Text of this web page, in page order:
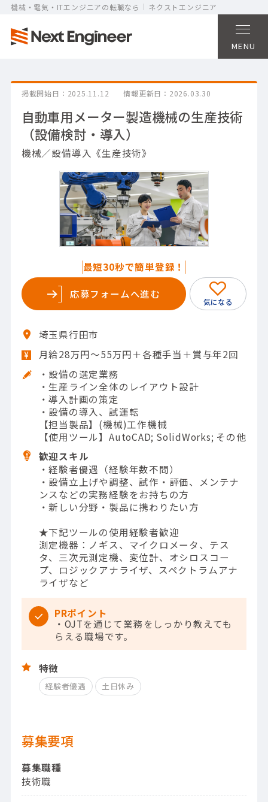
機械・電気・ITエンジニアの転職なら ネクストエンジニア
MENU
掲載開始日 2025.11.12 情報更新日 2026.03.30
自動車用メーター製造機械の生産技術
（設備検討・導入）
機械／設備導入《生産技術》
最短30秒で簡単登録！
応募フォームへ進む
埼玉県行田市
月給28万円～55万円＋各種手当＋賞与年2回
・設備の選定業務
・生産ライン全体のレイアウト設計
・導入計画の策定
・設備の導入、試運転
【担当製品】(機械)工作機械
【使用ツール】AutoCAD; SolidWorks; その他
歓迎スキル
・経験者優遇（経験年数不問）
・設備立上げや調整、試作・評価、メンテナ
ンスなどの実務経験をお持ちの方
・新しい分野・製品に携わりたい方
★下記ツールの使用経験者歓迎
測定機器：ノギス、マイクロメータ、テス
タ、三次元測定機、変位計、オシロスコー
プ、ロジックアナライザ、スペクトラムアナ
ライザなど
PRポイント
・OJTを通じて業務をしっかり教えても
らえる職場です。
特徴
経験者優遇 土日休み
募集要項
募集職種
技術職